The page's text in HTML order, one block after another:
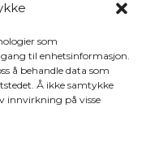
som
til enhetsinformasjon.
å behandle data som
Å ikke samtykke
innvirkning på visse
(5)
(154)